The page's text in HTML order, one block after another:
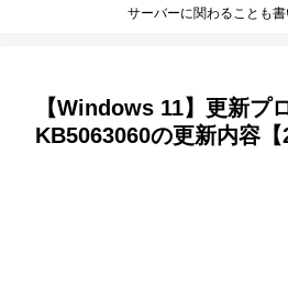
サーバーに関わることも書
【Windows 11】更新プ
KB5063060の更新内容【